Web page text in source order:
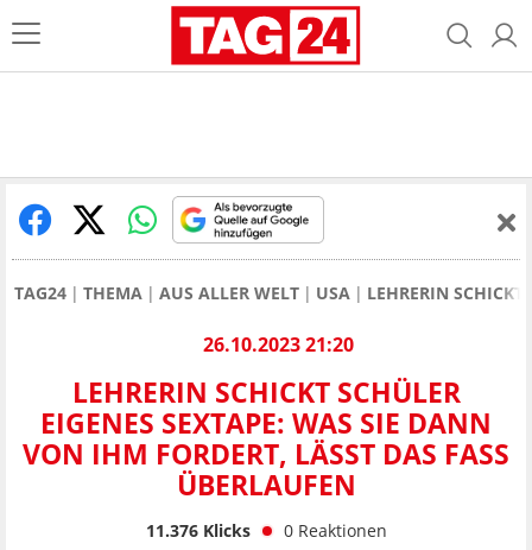
TAG24 THEMA AUS ALLER WELT USA LEHRERIN
26.10.2023 21:20
LEHRERIN SCHICKT SCHÜLER
EIGENES SEXTAPE: WAS SIE DANN
VON IHM FORDERT, LÄSST DAS FASS
ÜBERLAUFEN
11.376Klicks 0 Reaktionen